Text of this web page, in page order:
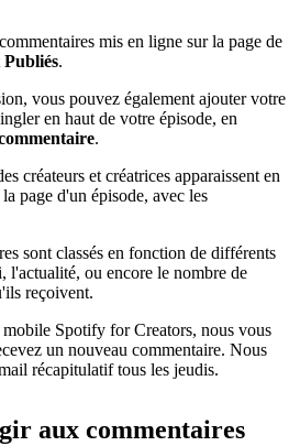
mis en ligne sur la page de
Publiés.
vous pouvez également ajouter votre
en haut de votre épisode, en
.
créateurs et créatrices apparaissent en
page d'un épisode, avec les
sont classés en fonction de différents
l'actualité, ou encore le nombre de
reçoivent.
Spotify for Creators, nous vous
un nouveau commentaire. Nous
récapitulatif tous les jeudis.
aux commentaires